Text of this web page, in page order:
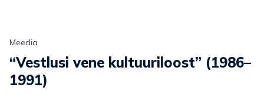
Meedia
“Vestlusi vene kultuuriloost” (1986–
1991)